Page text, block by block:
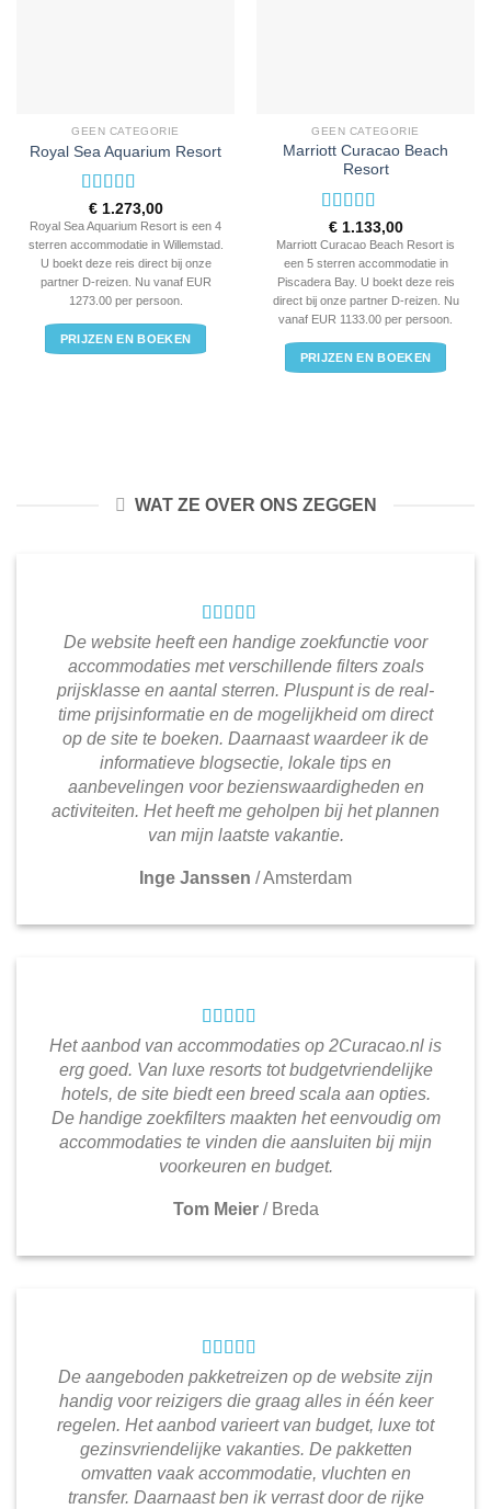
GEEN CATEGORIE
Royal Sea Aquarium Resort
Waardering
4uit 5
€1.273,00
Royal Sea Aquarium Resort is een 4
sterren accommodatie in Willemstad.
U boekt deze reis direct bij onze
partner D-reizen. Nu vanaf EUR
1273.00 per persoon.
PRIJZEN EN BOEKEN
GEEN CATEGORIE
Marriott Curacao Beach
Resort
Waardering
5uit 5
€1.133,00
Marriott Curacao Beach Resort is
een 5 sterren accommodatie in
Piscadera Bay. U boekt deze reis
direct bij onze partner D-reizen. Nu
vanaf EUR 1133.00 per persoon.
PRIJZEN EN BOEKEN
WAT ZE OVER ONS ZEGGEN
De website heeft een handige zoekfunctie voor
accommodaties met verschillende filters zoals
prijsklasse en aantal sterren. Pluspunt is de real-
time prijsinformatie en de mogelijkheid om direct
op de site te boeken. Daarnaast waardeer ik de
informatieve blogsectie, lokale tips en
aanbevelingen voor bezienswaardigheden en
activiteiten. Het heeft me geholpen bij het plannen
van mijn laatste vakantie.
Inge Janssen /Amsterdam
Het aanbod van accommodaties op 2Curacao.nl is
erg goed. Van luxe resorts tot budgetvriendelijke
hotels, de site biedt een breed scala aan opties.
De handige zoekfilters maakten het eenvoudig om
accommodaties te vinden die aansluiten bij mijn
voorkeuren en budget.
Tom Meier / Breda
De aangeboden pakketreizen op de website zijn
handig voor reizigers die graag alles in één keer
regelen. Het aanbod varieert van budget, luxe tot
gezinsvriendelijke vakanties. De pakketten
omvatten vaak accommodatie, vluchten en
transfer. Daarnaast ben ik verrast door de rijke